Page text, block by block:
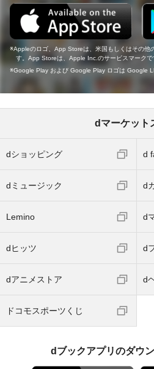
Appleのロゴ、App Storeは、米国もしくはその他
す。App Storeは、Apple Inc.のサービスマークで
Google Play および Google Play ロゴは Google
dマーケット
dショッピング d
dミュージック d
Lemino d
dヒッツ d
dアニメストア d
ドコモスポーツくじ
dブックアプリのダウ